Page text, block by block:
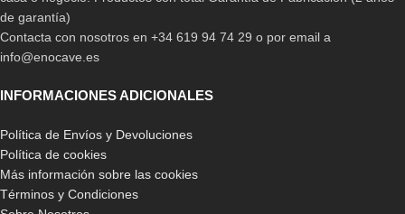
de garantía)
Contacta con nosotros en +34 619 94 74 29 o por email a
info@enocave.es
INFORMACIONES ADICIONALES
Política de Envíos y Devoluciones
Política de cookies
Más información sobre las cookies
Términos y Condiciones